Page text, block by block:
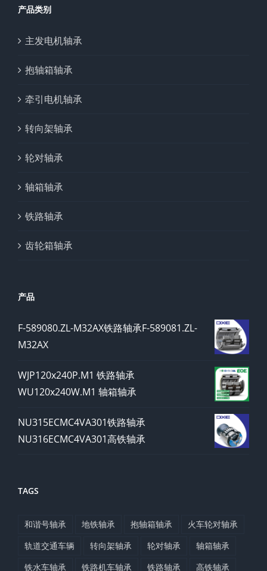
产品类别
主发电机轴承
抱轴箱轴承
牵引电机轴承
转向架轴承
轮对轴承
轴箱轴承
铁路轴承
齿轮箱轴承
产品
F-589080.ZL-M32AX铁路轴承F-589081.ZL-
M32AX
WJP120x240P.M1 铁路轴承
WU120x240W.M1 轴箱轴承
NU315ECMC4VA301铁路轴承
NU316ECMC4VA301高铁轴承
TAGS
和谐号轴承 地铁轴承 抱轴箱轴承
火车轮对轴承
轨道交通车辆
转向架轴承 轮对轴承
轴箱轴承
铁水车轴承
铁路机车轴承 铁路轴承 高铁轴承